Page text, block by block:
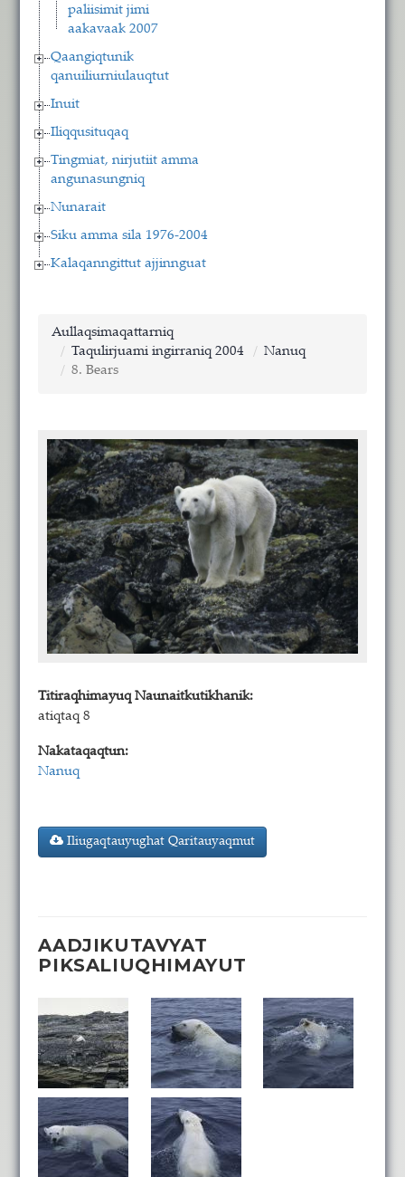
paliisimit jimi
aakavaak 2007
Qaangiqtunik
qanuiliurniulauqtut
Inuit
Iliqqusituqaq
Tingmiat, nirjutiit amma
angunasungniq
Nunarait
Siku amma sila 1976-2004
Kalaqanngittut ajjinnguat
Aullaqsimaqattarniq
Taqulirjuami ingirraniq 2004
Nanuq
8. Bears
Titiraqhimayuq Naunaitkutikhanik:
atiqtaq 8
Nakataqaqtun:
Nanuq
Iliugaqtauyughat Qaritauyaqmut
AADJIKUTAVYAT
PIKSALIUQHIMAYUT